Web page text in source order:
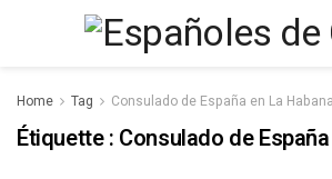
Home Tag Consulado de España en La Habana
Étiquette : Consulado de